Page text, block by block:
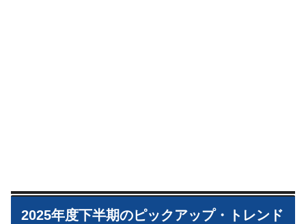
2025年度下半期のピックアップ・トレンド